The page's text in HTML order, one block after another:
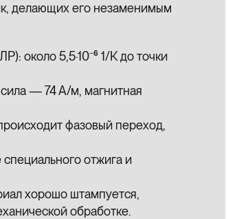
делающих его незаменимым
около 5,5·10⁻⁶ 1/К до точки
— 74 А/м, магнитная
фазовый переход,
отжига и
хорошо штампуется,
обработке.